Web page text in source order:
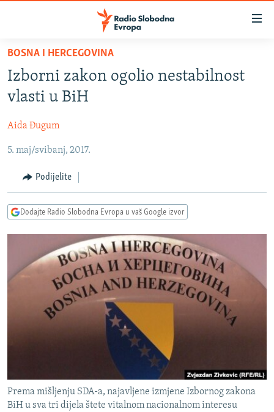
Pređite
glavni
sadržaj
na
navigaciju
Pređite
pretragu
VIJESTI
BOSNA I HERCEGOVINA
KOSOVO
CRNA GORA
VIZUELNO
FOTOGALERIJE
PODCASTI
RAT U UKRAJINI
KINA NA BALKANU
RSE PRIČE IZ SVIJETA
ISPRIČAJ MI
DNEVNO@RSE
POPLAVE I KLIZIŠTA U BIH 2024.
BOSNA I HERCEGOVINA
Izborni zakon ogolio nestabilnost
vlasti u BiH
Aida Đugum
5. maj/svibanj, 2017.
Podijelite
Dodajte Radio Slobodna Evropa u vaš Google izvor
Prema mišljenju SDA-a, najavljene izmjene Izbornog zakona
BiH u sva tri dijela štete vitalnom nacionalnom interesu